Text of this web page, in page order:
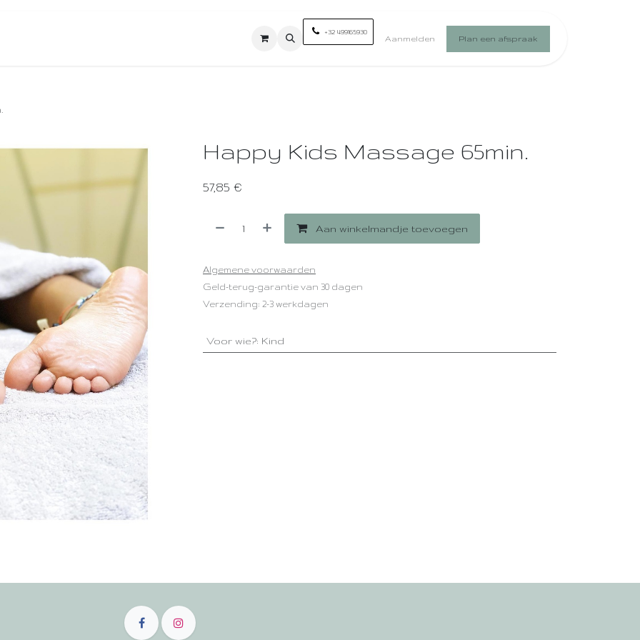
Algemene voorwaarden
+32 499165930
Aanmelden Plan een afspraak
Happy Kids Massage 65min.
57,85 €
Aan winkelmandje toevoegen
Algemene voorwaarden
Geld-terug-garantie van 30 dagen
Verzending: 2-3 werkdagen
Voor wie?: Kind